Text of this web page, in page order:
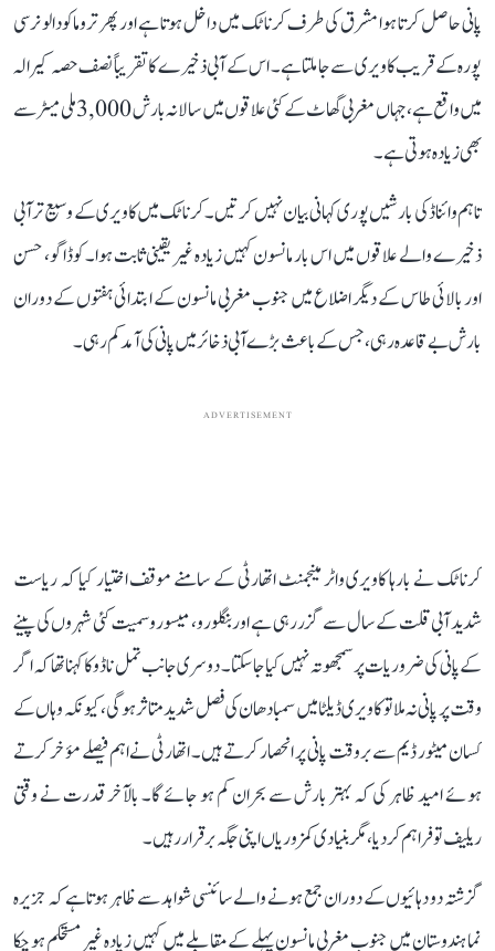
پانی حاصل کرتا ہوا مشرق کی طرف کرناٹک میں داخل ہوتا ہے اور پھر تروماکودالو نرسی
پورہ کے قریب کاویری سے جا ملتا ہے۔ اس کے آبی ذخیرے کا تقریباً نصف حصہ کیرالہ
میں واقع ہے، جہاں مغربی گھاٹ کے کئی علاقوں میں سالانہ بارش 3,000 ملی میٹر سے
بھی زیادہ ہوتی ہے۔
تاہم وائناڈ کی بارشیں پوری کہانی بیان نہیں کرتیں۔ کرناٹک میں کاویری کے وسیع تر آبی
ذخیرے والے علاقوں میں اس بار مانسون کہیں زیادہ غیر یقینی ثابت ہوا۔ کوڈاگو، حسن
اور بالائی طاس کے دیگر اضلاع میں جنوب مغربی مانسون کے ابتدائی ہفتوں کے دوران
بارش بے قاعدہ رہی، جس کے باعث بڑے آبی ذخائر میں پانی کی آمد کم رہی۔
ADVERTISEMENT
کرناٹک نے بارہا کاویری واٹر مینجمنٹ اتھارٹی کے سامنے موقف اختیار کیا کہ ریاست
شدید آبی قلت کے سال سے گزر رہی ہے اور بنگلورو، میسورو سمیت کئی شہروں کی پینے
کے پانی کی ضروریات پر سمجھوتہ نہیں کیا جا سکتا۔ دوسری جانب تمل ناڈو کا کہنا تھا کہ اگر
وقت پر پانی نہ ملا تو کاویری ڈیلٹا میں سمبا دھان کی فصل شدید متاثر ہوگی، کیونکہ وہاں کے
کسان میٹور ڈیم سے بروقت پانی پر انحصار کرتے ہیں۔ اتھارٹی نے اہم فیصلے مؤخر کرتے
ہوئے امید ظاہر کی کہ بہتر بارش سے بحران کم ہو جائے گا۔ بالآخر قدرت نے وقتی
ریلیف تو فراہم کر دیا، مگر بنیادی کمزوریاں اپنی جگہ برقرار رہیں۔
گزشتہ دو دہائیوں کے دوران جمع ہونے والے سائنسی شواہد سے ظاہر ہوتا ہے کہ جزیرہ
نما ہندوستان میں جنوب مغربی مانسون پہلے کے مقابلے میں کہیں زیادہ غیر مستحکم ہو چکا